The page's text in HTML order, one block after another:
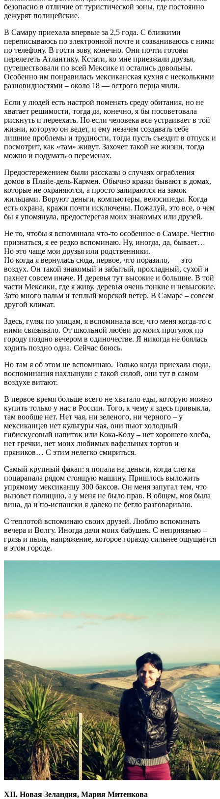
безопасно в отличие от туристической зоны, где постоянно
дежурят полицейские.
В Самару приехала впервые за 2,5 года. С близкими
переписываюсь по электронной почте и созваниваюсь с ними
по телефону. В гости зову, конечно. Они почти готовы
перелететь Атлантику. Кстати, ко мне приезжали друзья,
путешествовали по всей Мексике и остались довольны.
Особенно им понравилась мексиканская кухня с несколькими
разновидностями – около 18 — острого перца чили.
Если у людей есть настрой поменять среду обитания, но не
хватает решимости, тогда да, конечно, я бы посоветовала
рискнуть и переехать. Но если человека все устраивает в той
жизни, которую он ведет, и ему незачем создавать себе
лишние проблемы и трудности, тогда пусть съездит в отпуск и
посмотрит, как «там» живут. Захочет такой же жизни, тогда
можно и подумать о переменах.
Предостережением были рассказы о случаях ограбления
домов в Плайе-дель-Кармен. Обычно кражи бывают в домах,
которые не охраняются, а просто запираются на замок
жильцами. Воруют деньги, компьютеры, велосипеды. Когда
есть охрана, кражи почти исключены. Пожалуй, это все, о чем
бы я упомянула, предостерегая моих знакомых или друзей.
Не то, чтобы я вспоминала что-то особенное о Самаре. Честно
признаться, я ее редко вспоминаю. Ну, иногда, да, бывает…
Но это чаще мои друзья или родственники.
Но когда я вернулась сюда, первое, что поразило, — это
воздух. Он такой знакомый и забытый, прохладный, сухой и
пахнет совсем иначе. И деревья тут высокие и большие. В той
части Мексики, где я живу, деревья очень тонкие и невысокие.
Зато много пальм и теплый морской ветер. В Самаре – совсем
другой климат.
Здесь, гуляя по улицам, я вспоминала все, что меня когда-то с
ними связывало. От школьной любви до моих прогулок по
городу поздно вечером в одиночестве. Я никогда не боялась
ходить поздно одна. Сейчас боюсь.
Но там я об этом не вспоминаю. Только когда приехала сюда,
воспоминания нахлынули с такой силой, они тут в самом
воздухе витают.
В первое время больше всего не хватало еды, которую можно
купить только у нас в России. Того, к чему я здесь привыкла,
там вообще нет. Нет чая, ни зеленого, ни черного – у
мексиканцев нет культуры чая, они пьют холодный
гибискусовый напиток или Кока-Колу – нет хорошего хлеба,
нет гречки, нет моих любимых вафельных тортов и
пряников… С этим нелегко смириться.
Самый крупный факап: я попала на деньги, когда слегка
поцарапала рядом стоящую машину. Пришлось выложить
упрямому мексиканцу 300 баксов. Он меня запугал тем, что
вызовет полицию, а у меня не было прав. В общем, моя была
вина, да и по-испански я далеко не бегло разговариваю.
С теплотой вспоминаю своих друзей. Люблю вспоминать
вечера и Волгу. Иногда дачи моих бабушек. С неприязнью –
грязь и пыль, напряжение, которое гораздо сильнее ощущается
в этом городе.
XII. Новая Зеландия, Мария Митенкова